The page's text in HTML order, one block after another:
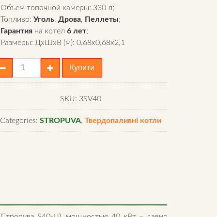
Объем топочной камеры: 330 л;
Топливо:Уголь,Дрова, Пеллеты;
Гарантия на котел6 лет;
Размеры: ДхШхВ (м): 0,68х0,68х2,1
Купити
SKU: 3SV40
Categories: STROPUVA, Твердопаливні котли